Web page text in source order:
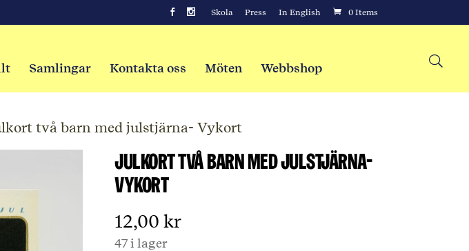
Skola Press In English 0 Items
Samlingar Kontakta oss Möten Webbshop
två barn med julstjärna- Vykort
Julkort två barn med julstjärna-
Vykort
12,00kr
47 i lager